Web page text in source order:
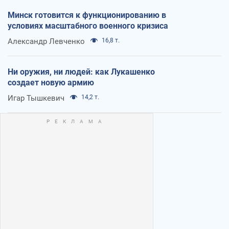
Минск готовится к функционированию в
условиях масштабного военного кризиса
Александр Левченко 16,8 т.
Ни оружия, ни людей: как Лукашенко
создает новую армию
Игар Тышкевич 14,2 т.